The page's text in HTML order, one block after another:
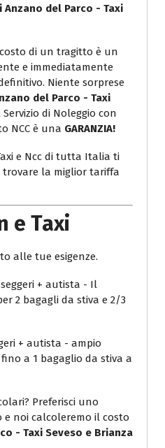
Anzano del Parco - Taxi
di un tragitto è un
e immediatamente
Niente sorprese
del Parco - Taxi
di Noleggio con
NCC è una GARANZIA!
e Ncc di tutta Italia ti
trovare la miglior tariffa
e Taxi
alle tue esigenze.
+ autista - Il
2 bagagli da stiva e 2/3
+ autista - ampio
a 1 bagaglio da stiva a
Preferisci uno
e noi calcoleremo il costo
- Taxi Seveso e Brianza